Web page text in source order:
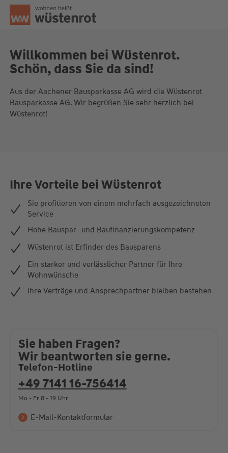
Seitenanfang
Willkommen bei Wüstenrot.
Schön, dass Sie da sind!
Aus der Aachener Bausparkasse AG wird die Wüstenrot
Bausparkasse AG. Wir begrüßen Sie sehr herzlich bei
Wüstenrot!
Ihre Vorteile bei Wüstenrot
Sie profitieren von einem mehrfach ausgezeichneten
Service
Hohe Bauspar- und Baufinanzierungskompetenz
Wüstenrot ist Erfinder des Bausparens
Ein starker und verlässlicher Partner für Ihre
Wohnwünsche
Ihre Verträge und Ansprechpartner bleiben bestehen
Sie haben Fragen?
Wir beantworten sie gerne.
Telefon-Hotline
+49 7141 16-756414
Mo - Fr 8 - 19 Uhr
E-Mail-Kontaktformular
Mo bis Do: 9:00 Uhr - 19:00 Uhr
Fr: 9:00 Uhr - 18:00 Uhr